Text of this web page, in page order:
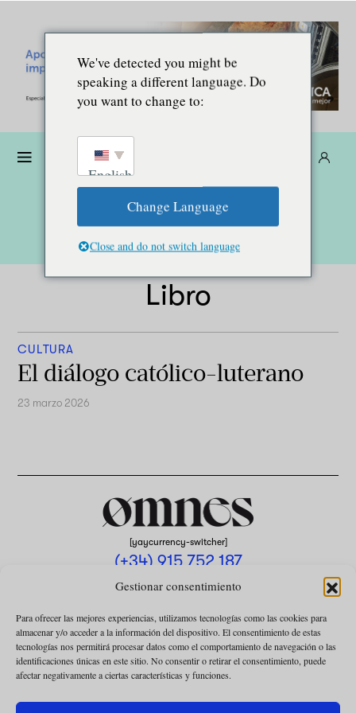
Gestionar consentimiento
Para ofrecer las mejores experiencias, utilizamos tecnologías como las cookies para
almacenar y/o acceder a la información del dispositivo. El consentimiento de estas
tecnologías nos permitirá procesar datos como el comportamiento de navegación o las
identificaciones únicas en este sitio. No consentir o retirar el consentimiento, puede
afectar negativamente a ciertas características y funciones.
Libro
CULTURA
El diálogo católico-luterano
23 marzo 2026
[yaycurrency-switcher]
(+34) 915 752 187
omnes@omnesmag.com
We've detected you might be
speaking a different language. Do
you want to change to:
English
Change Language
Close and do not switch language